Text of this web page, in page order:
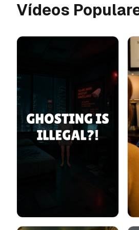
Vídeos